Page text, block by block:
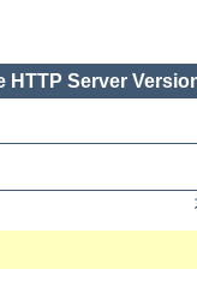
HTTP Server